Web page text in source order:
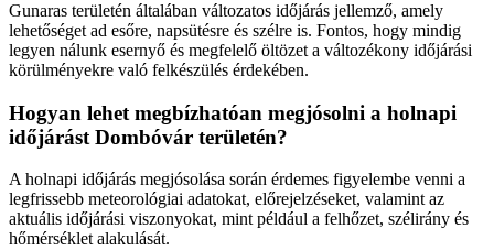
Gunaras területén általában változatos időjárás jellemző, amely
lehetőséget ad esőre, napsütésre és szélre is. Fontos, hogy mindig
legyen nálunk esernyő és megfelelő öltözet a változékony időjárási
körülményekre való felkészülés érdekében.
Hogyan lehet megbízhatóan megjósolni a holnapi
időjárást Dombóvár területén?
A holnapi időjárás megjósolása során érdemes figyelembe venni a
legfrissebb meteorológiai adatokat, előrejelzéseket, valamint az
aktuális időjárási viszonyokat, mint például a felhőzet, szélirány és
hőmérséklet alakulását.